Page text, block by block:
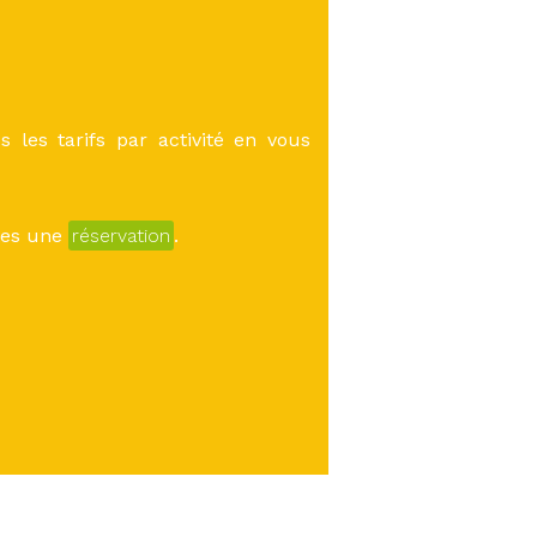
les tarifs par activité en vous
une réservation .